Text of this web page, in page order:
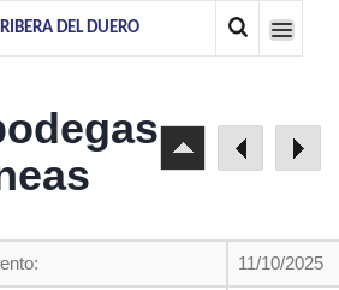
DEL DUERO
11/10/2025